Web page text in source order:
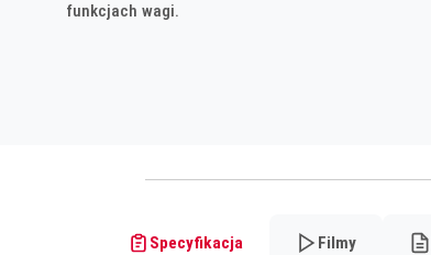
funkcjach wagi.
Specyfikacja Filmy